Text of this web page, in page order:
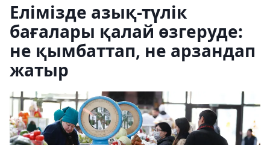
Елімізде азық-түлік
бағалары қалай өзгеруде:
не қымбаттап, не арзандап
жатыр